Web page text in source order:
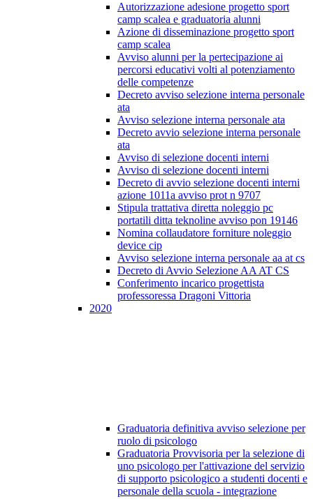
Autorizzazione adesione progetto sport
camp scalea e graduatoria alunni
Azione di disseminazione progetto sport
camp scalea
Avviso alunni per la pertecipazione ai
percorsi educativi volti al potenziamento
delle competenze
Decreto avviso selezione interna personale
ata
Avviso selezione interna personale ata
Decreto avvio selezione interna personale
ata
Avviso di selezione docenti interni
Avviso di selezione docenti interni
Decreto di avvio selezione docenti interni
azione 1011a avviso prot n 9707
Stipula trattativa diretta noleggio pc
portatili ditta teknoline avviso pon 19146
Nomina collaudatore forniture noleggio
device cip
Avviso selezione interna personale aa at cs
Decreto di Avvio Selezione AA AT CS
Conferimento incarico progettista
professoressa Dragoni Vittoria
2020
Graduatoria definitiva avviso selezione per
ruolo di psicologo
Graduatoria Provvisoria per la selezione di
uno psicologo per l'attivazione del servizio
di supporto psicologico a studenti docenti e
personale della scuola - integrazione